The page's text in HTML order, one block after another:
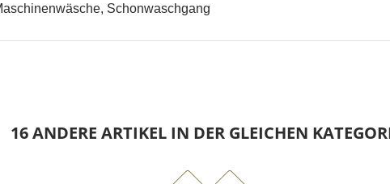
Schonwaschgang
16 ANDERE ARTIKEL IN DER GLEICHEN